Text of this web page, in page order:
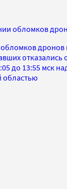
обломков
отказались
до 13:55 мск
областью